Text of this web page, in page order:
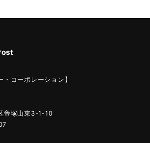
・コーポレーション】
帝塚山東3-1-10